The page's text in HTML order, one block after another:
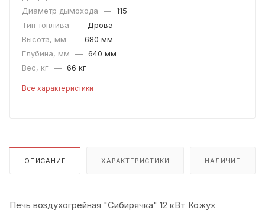
Диаметр дымохода
— 115
Тип топлива
—
Дрова
Высота, мм
— 680 мм
Глубина, мм
— 640 мм
Вес, кг — 66 кг
Все характеристики
ОПИСАНИЕ ХАРАКТЕРИСТИКИ НАЛИЧИЕ
Печь воздухогрейная "Сибирячка" 12 кВт Кожух